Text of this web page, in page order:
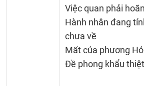
Việc quan phải
Hành nhân đang
chưa về
Mất của phương
Đề phong khẩu